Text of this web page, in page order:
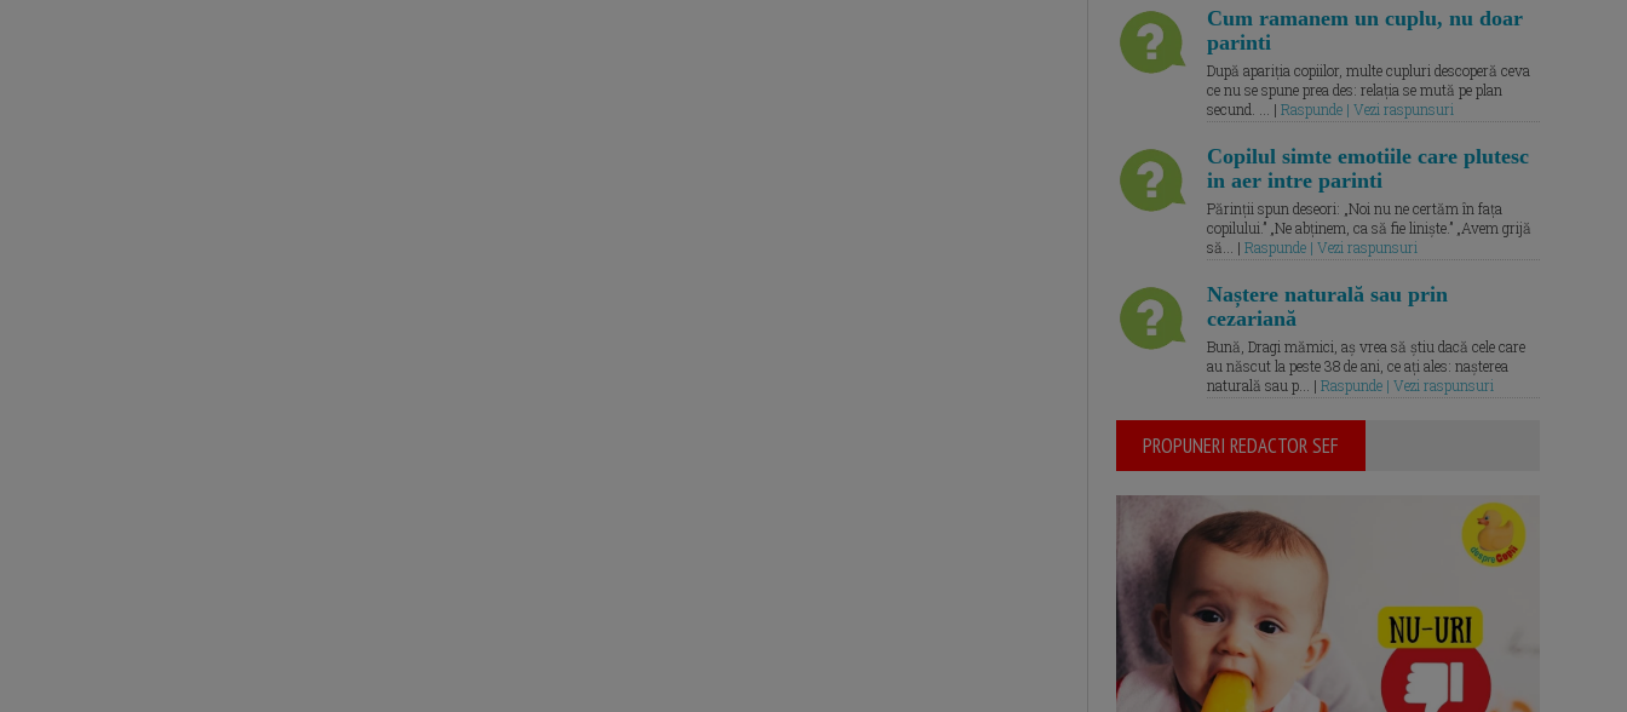
Cum ramanem un cuplu, nu doar
parinti
După apariția copiilor, multe cupluri descoperă ceva
ce nu se spune prea des: relația se mută pe plan
secund. ... | Raspunde | Vezi raspunsuri
Copilul simte emotiile care plutesc
in aer intre parinti
Părinții spun deseori: „Noi nu ne certăm în fața
copilului.” „Ne abținem, ca să fie liniște.” „Avem grijă
să... | Raspunde | Vezi raspunsuri
Naștere naturală sau prin
cezariană
Bună, Dragi mămici, aș vrea să știu dacă cele care
au născut la peste 38 de ani, ce ați ales: nașterea
naturală sau p... | Raspunde | Vezi raspunsuri
PROPUNERI REDACTOR SEF